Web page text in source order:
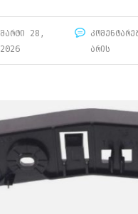
მარტი 28,
2026
არის